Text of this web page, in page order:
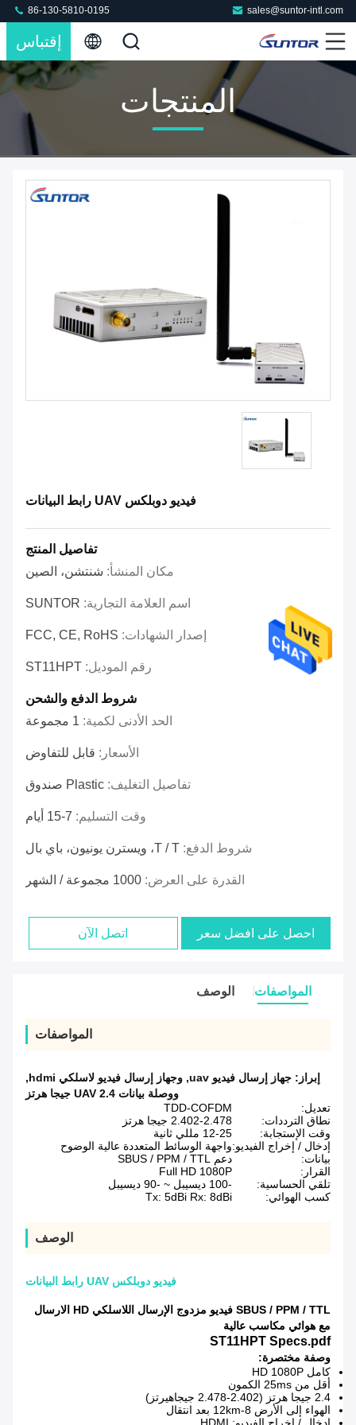
sales@suntor-intl.com
86-130-5810-0195
إقتباس
المنتجات
فيديو دوبلكس UAV رابط البيانات
تفاصيل المنتج
مكان المنشأ: شنتشن، الصين
اسم العلامة التجارية: SUNTOR
إصدار الشهادات: FCC, CE, RoHS
رقم الموديل: ST11HPT
شروط الدفع والشحن
الحد الأدنى لكمية: 1 مجموعة
الأسعار: قابل للتفاوض
تفاصيل التغليف: Plastic صندوق
وقت التسليم: 7-15 أيام
شروط الدفع: T / T، ويسترن يونيون، باي بال
القدرة على العرض: 1000 مجموعة / الشهر
احصل على افضل سعر اتصل الآن
المواصفات الوصف
المواصفات
إبراز: جهاز إرسال فيديو uav , وجهاز إرسال فيديو لاسلكي hdmi
,
ووصلة بيانات UAV 2.4 جيجا هرتز
تعديل:
TDD-COFDM
نطاق الترددات:
2.402-2.478 جيجا هرتز
وقت الإستجابة:
12-25 مللي ثانية
إدخال / إخراج الفيديو:واجهة الوسائط المتعددة عالية الوضوح
بيانات:
دعم SBUS / PPM / TTL
القرار:
Full HD 1080P
تلقي الحساسية:
-100 ديسيبل ~ -90 ديسيبل
كسب الهوائي:
Tx: 5dBi Rx: 8dBi
الوصف
فيديو دوبلكس UAV رابط البيانات
SBUS / PPM / TTL فيديو مزدوج الإرسال اللاسلكي HD الارسال
مع هوائي مكاسب عالية
ST11HPT Specs.pdf
وصفة مختصرة:
كامل HD 1080P
أقل من 25ms الكمون
2.4 جيجا هرتز (2.402-2.478 جيجاهيرتز)
الهواء إلى الأرض 8-12km بعد انتقال